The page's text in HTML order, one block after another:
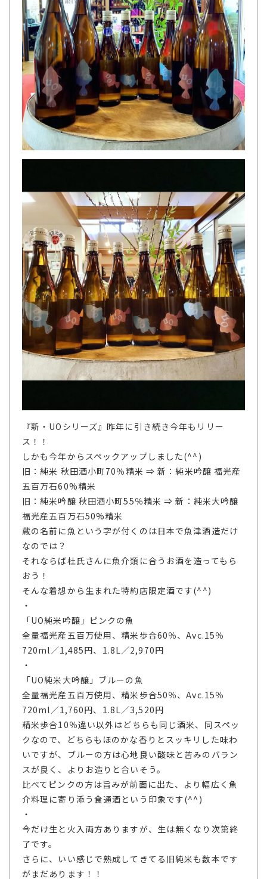
『新・UOシリーズ』昨年に引き続き今年もリリー
ス！！
しかも今年からスペックアップしました(^^)
旧：純米 秋田酒小町70％精米 ⇒ 新：純米吟醸 福光産
五百万石60%精米
旧：純米吟醸 秋田酒小町55％精米 ⇒ 新：純米大吟醸
福光産五百万石50%精米
蔵の名前に魚という字が付くのは日本で魚津酒造だけ
なのでは？
それならば杜氏さんに魚介類に合うお酒を造ってもら
おう！
そんな着想から生まれた特約店限定酒です(^^)
・
「UO純米吟醸」ピンクの魚
全量福光産五百万使用、精米歩合60％、Avc.15％
720ml／1,485円、1.8L／2,970円
・
「UO純米大吟醸」ブルーの魚
全量福光産五百万使用、精米歩合50％、Avc.15％
720ml／1,760円、1.8L／3,520円
精米歩合10％違い以外はどちらも同じ酒米、同スペッ
クなので、どちらもほのかな香りとスッキリした味わ
いですが、ブルーの方は心地良い酸味と苦みのバラン
スが良く、よりお造りと合いそう。
比べてピンクの方は旨みが前面に出た、より幅広く魚
介料理に寄り添う食通酒という印象です(^^)
・
今だけ生と火入両方ありますが、生は無くなり次第終
了です。
さらに、いい感じで熟成してきてる旧純米も数本です
がまだあります！！